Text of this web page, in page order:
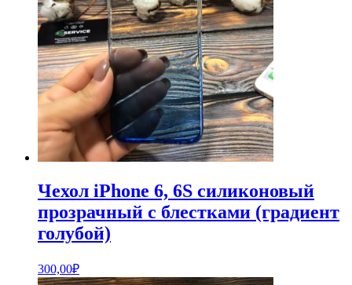
Чехол iPhone 6, 6S силиконовый
прозрачный с блестками (градиент
голубой)
300,00₽